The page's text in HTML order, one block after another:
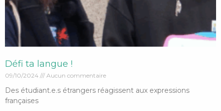
Défi ta langue !
09/10/2024 Aucun commentaire
Des étudiant.e.s étrangers réagissent aux expressions
françaises